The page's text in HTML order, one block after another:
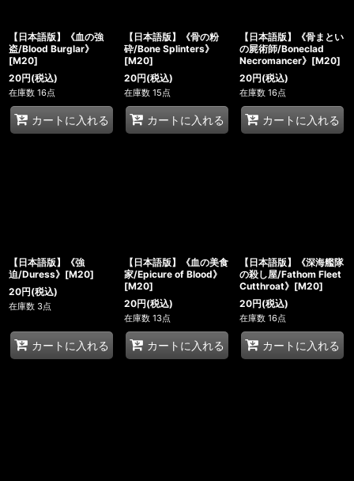
【日本語版】《血の強
盗/Blood Burglar》
[M20]
20円(税込)
在庫数 16点
カートに入れる
【日本語版】《骨の粉
砕/Bone Splinters》
[M20]
20円(税込)
在庫数 15点
カートに入れる
【日本語版】《骨まとい
の屍術師/Boneclad
Necromancer》[M20]
20円(税込)
在庫数 16点
カートに入れる
【日本語版】《強
迫/Duress》[M20]
20円(税込)
在庫数 3点
カートに入れる
【日本語版】《血の美食
家/Epicure of Blood》
[M20]
20円(税込)
在庫数 13点
カートに入れる
【日本語版】《深海艦隊
の殺し屋/Fathom Fleet
Cutthroat》[M20]
20円(税込)
在庫数 16点
カートに入れる